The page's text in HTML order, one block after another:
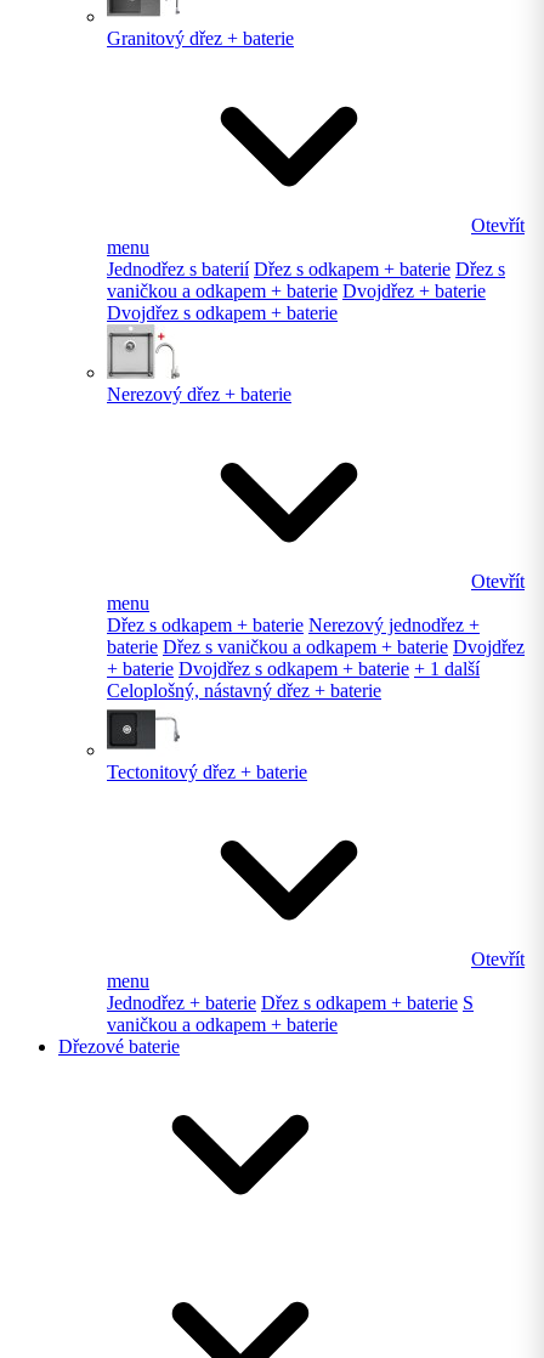
Granitový dřez + baterie
Otevřít
menu
Jednodřez s baterií Dřez s odkapem + baterie Dřez s
vaničkou a odkapem + baterie Dvojdřez + baterie
Dvojdřez s odkapem + baterie
Nerezový dřez + baterie
Otevřít
menu
Dřez s odkapem + baterie Nerezový jednodřez +
baterie Dřez s vaničkou a odkapem + baterie Dvojdřez
+ baterie Dvojdřez s odkapem + baterie + 1 další
Celoplošný, nástavný dřez + baterie
Tectonitový dřez + baterie
Otevřít
menu
Jednodřez + baterie Dřez s odkapem + baterie S
vaničkou a odkapem + baterie
Dřezové baterie